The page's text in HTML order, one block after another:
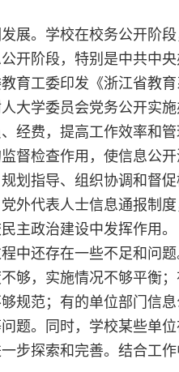
展。学校在校务公开阶
开阶段，特别是中共中
育工委印发《浙江省教
大学委员会党务公开实
经费，提高工作效率和
督检查作用，使信息公
划指导、组织协调和督
外代表人士信息通报制
主政治建设中发挥作用。
中还存在一些不足和问
够，实施情况不够平衡
规范；有的单位部门信
题。同时，学校某些单
步探索和完善。结合工